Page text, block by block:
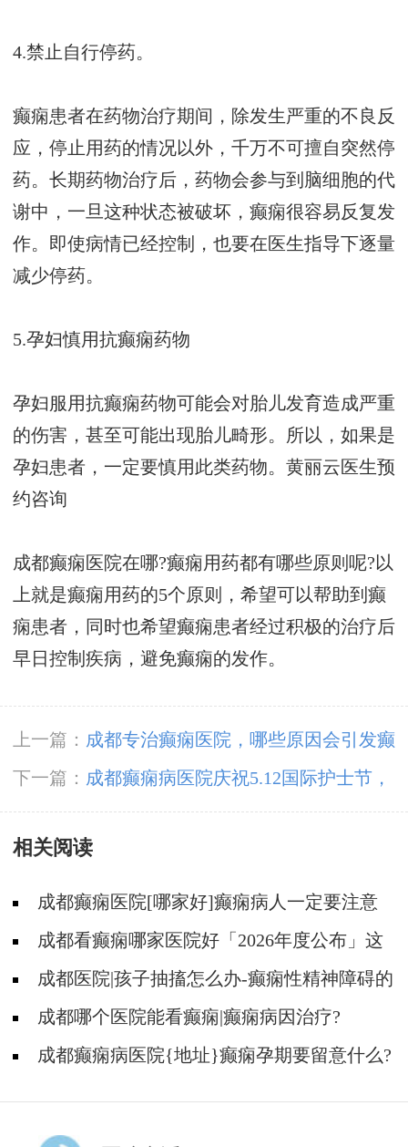
4.禁止自行停药。
癫痫患者在药物治疗期间，除发生严重的不良反
应，停止用药的情况以外，千万不可擅自突然停
药。长期药物治疗后，药物会参与到脑细胞的代
谢中，一旦这种状态被破坏，癫痫很容易反复发
作。即使病情已经控制，也要在医生指导下逐量
减少停药。
5.孕妇慎用抗癫痫药物
孕妇服用抗癫痫药物可能会对胎儿发育造成严重
的伤害，甚至可能出现胎儿畸形。所以，如果是
孕妇患者，一定要慎用此类药物。 黄丽云医生预
约咨询
成都癫痫医院在哪?癫痫用药都有哪些原则呢?以
上就是癫痫用药的5个原则，希望可以帮助到癫
痫患者，同时也希望癫痫患者经过积极的治疗后
早日控制疾病，避免癫痫的发作。
上一篇： 成都专治癫痫医院，哪些原因会引发癫
痫发作?
下一篇： 成都癫痫病医院庆祝5.12国际护士节，
成都神康癫痫医院举办护理专业知识比赛和优秀
护士评选活动
相关阅读
成都癫痫医院[哪家好]癫痫病人一定要注意
哪些护理问题?
成都看癫痫哪家医院好「2026年度公布」这
些常见的食物能帮助癫痫治疗!
成都医院|孩子抽搐怎么办-癫痫性精神障碍的
护理措施有哪些?
成都哪个医院能看癫痫|癫痫病因治疗?
成都癫痫病医院{地址}癫痫孕期要留意什么?